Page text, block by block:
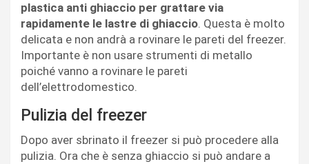
plastica anti ghiaccio per grattare via
rapidamente le lastre di ghiaccio. Questa è molto
delicata e non andrà a rovinare le pareti del freezer.
Importante è non usare strumenti di metallo
poiché vanno a rovinare le pareti
dell’elettrodomestico.
Pulizia del freezer
Dopo aver sbrinato il freezer si può procedere alla
pulizia. Ora che è senza ghiaccio si può andare a